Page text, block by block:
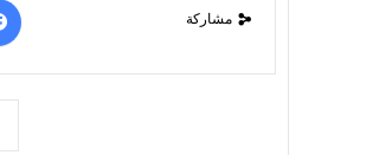
مشاركة